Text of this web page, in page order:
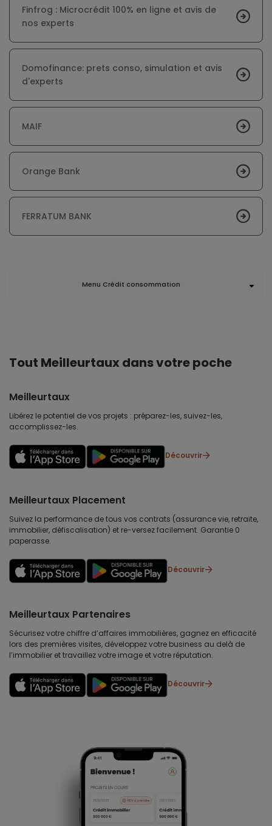
Finfrog : Microcrédit 100% en ligne et avis de
nos experts
Domofinance: prets conso, simulation et avis
d'experts
MAIF
Orange Bank
FERRATUM BANK
Menu Crédit consommation
Tout Meilleurtaux dans votre poche
Meilleurtaux
Libérez le potentiel de vos projets : préparez-les, suivez-les,
accomplissez-les.
Découvrir
Meilleurtaux Placement
Suivez la performance de tous vos contrats (assurance vie, retraite,
immobilier, défiscalisation) et re-versez facilement. Garantie 0
paperasse.
Découvrir
Meilleurtaux Partenaires
Sécurisez votre chiffre d’affaires immobilières, gagnez en efficacité
lors des premières visites, développez votre business au delà de
l’immobilier et travaillez votre image et votre réputation.
Découvrir